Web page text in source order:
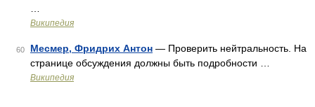
Википедия
60 Месмер, Фридрих Антон — Проверить нейтральность. На
странице обсуждения должны быть подробности …
Википедия